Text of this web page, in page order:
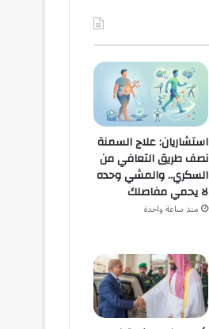
استشاريان: علاج السمنة
نصف طريق التعافي من
السكري.. والمشي وحده
لا يحمي مفاصلك
منذ ساعة واحدة